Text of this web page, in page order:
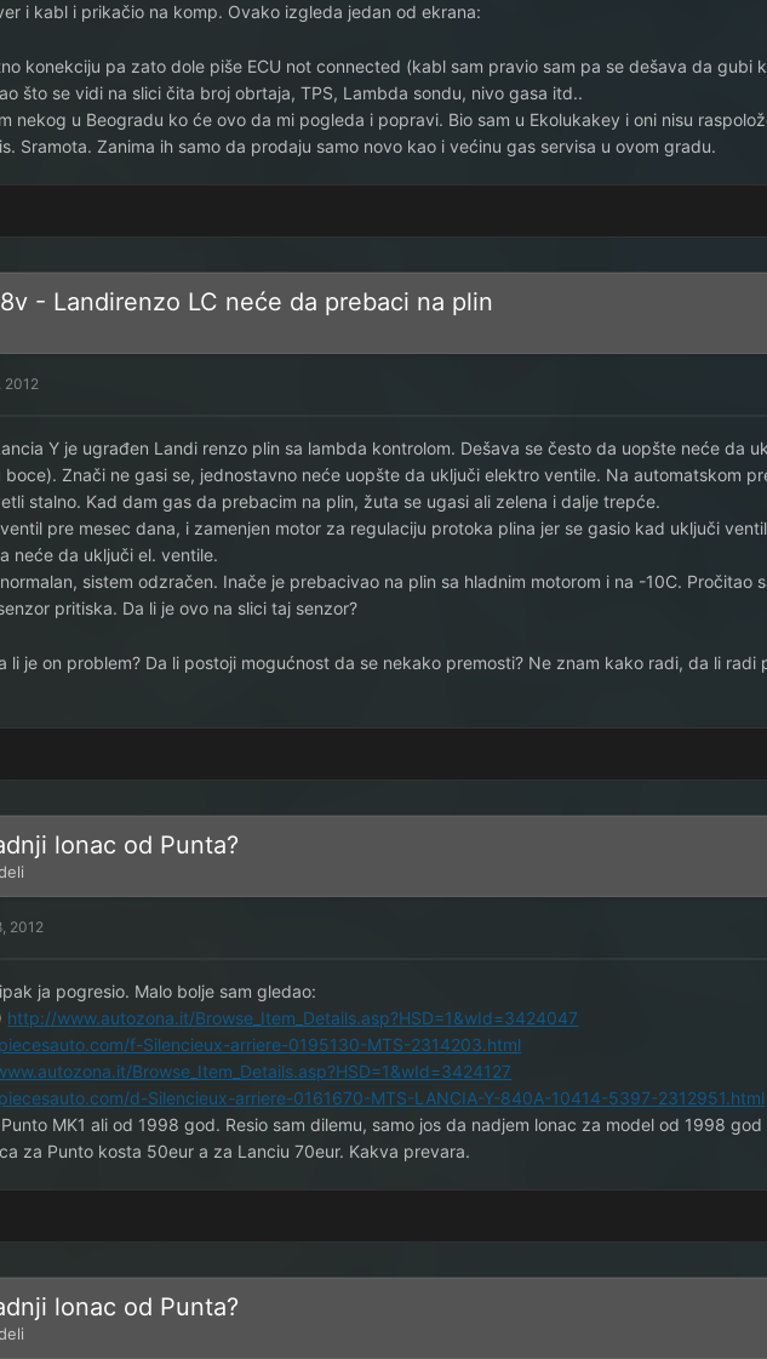
i kabl i prikačio na komp. Ovako izgleda jedan od ekrana:
konekciju pa zato dole piše ECU not connected (kabl sam pravio sam pa se dešava da gubi
što se vidi na slici čita broj obrtaja, TPS, Lambda sondu, nivo gasa itd..
nekog u Beogradu ko će ovo da mi pogleda i popravi. Bio sam u Ekolukakey i oni nisu
Sramota. Zanima ih samo da prodaju samo novo kao i većinu gas servisa u ovom gradu.
- Landirenzo LC neće da prebaci na plin
2012
Y je ugrađen Landi renzo plin sa lambda kontrolom. Dešava se često da uopšte neće da
boce). Znači ne gasi se, jednostavno neće uopšte da uključi elektro ventile. Na automatskom
stalno. Kad dam gas da prebacim na plin, žuta se ugasi ali zelena i dalje trepće.
pre mesec dana, i zamenjen motor za regulaciju protoka plina jer se gasio kad uključi
neće da uključi el. ventile.
sistem odzračen. Inače je prebacivao na plin sa hladnim motorom i na -10C. Pročitao
pritiska. Da li je ovo na slici taj senzor?
li je on problem? Da li postoji mogućnost da se nekako premosti? Ne znam kako radi, da li
lonac od Punta?
2012
ja pogresio. Malo bolje sam gledao:
http://www.autozona.it/Browse_Item_Details.asp?HSD=1&wId=3424047
f-Silencieux-arriere-0195130-MTS-2314203.html
Browse_Item_Details.asp?HSD=1&wId=3424127
d-Silencieux-arriere-0161670-MTS-LANCIA-Y-840A-10414-5397-2312951.html
MK1 ali od 1998 god. Resio sam dilemu, samo jos da nadjem lonac za model od 1998 god
za Punto kosta 50eur a za Lanciu 70eur. Kakva prevara.
lonac od Punta?